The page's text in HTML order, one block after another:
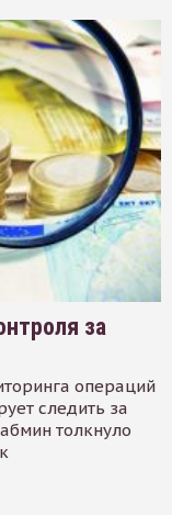
за
операций
следить за
толкнуло